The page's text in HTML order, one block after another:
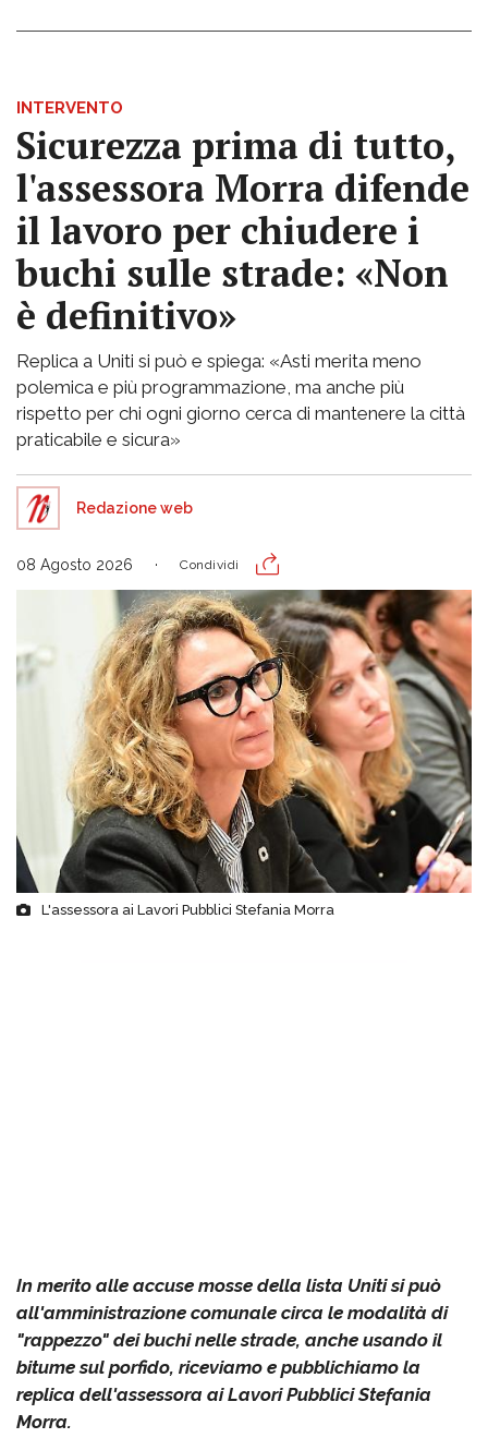
INTERVENTO
Sicurezza prima di tutto,
l'assessora Morra difende
il lavoro per chiudere i
buchi sulle strade: «Non
è definitivo»
Replica a Uniti si può e spiega: «Asti merita meno
polemica e più programmazione, ma anche più
rispetto per chi ogni giorno cerca di mantenere la città
praticabile e sicura»
Redazione web
08 Agosto 2026 Condividi
L'assessora ai Lavori Pubblici Stefania Morra
In merito alle accuse mosse della lista Uniti si può
all'amministrazione comunale circa le modalità di
"rappezzo" dei buchi nelle strade, anche usando il
bitume sul porfido, riceviamo e pubblichiamo la
replica dell'assessora ai Lavori Pubblici Stefania
Morra.